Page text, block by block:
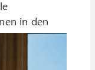
in den